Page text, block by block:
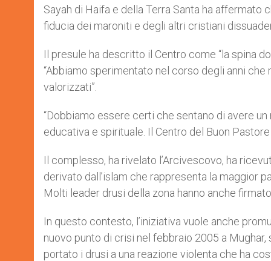
Sayah di Haifa e della Terra Santa ha affermato
fiducia dei maroniti e degli altri cristiani
Il presule ha descritto il Centro come “la spina
“Abbiamo sperimentato nel corso degli anni
valorizzati”.
“Dobbiamo essere certi che sentano di avere
educativa e spirituale. Il Centro del Buon Pastore
Il complesso, ha rivelato l’Arcivescovo, ha
derivato dall’islam che rappresenta la maggior
Molti leader drusi della zona hanno anche
In questo contesto, l’iniziativa vuole anche
nuovo punto di crisi nel febbraio 2005 a
portato i drusi a una reazione violenta che ha